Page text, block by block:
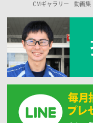
CMギャラリー 動画集